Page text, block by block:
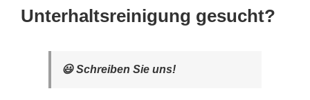
Unterhaltsreinigung gesucht?
😃 Schreiben Sie uns!